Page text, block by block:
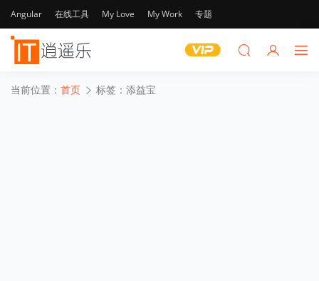
Angular 在线工具 My Love My Work 专题
当前位置： 首页 标签：添益宝